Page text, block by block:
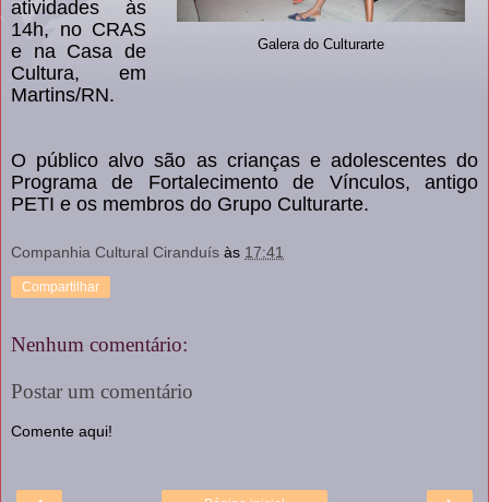
Galera do Culturarte
atividades às
14h, no CRAS
e na Casa de
Cultura, em
Martins/RN.
O público alvo são as crianças e adolescentes do
Programa de Fortalecimento de Vínculos, antigo
PETI e os membros do Grupo Culturarte.
Companhia Cultural Ciranduís às 17:41
Compartilhar
Nenhum comentário:
Postar um comentário
Comente aqui!